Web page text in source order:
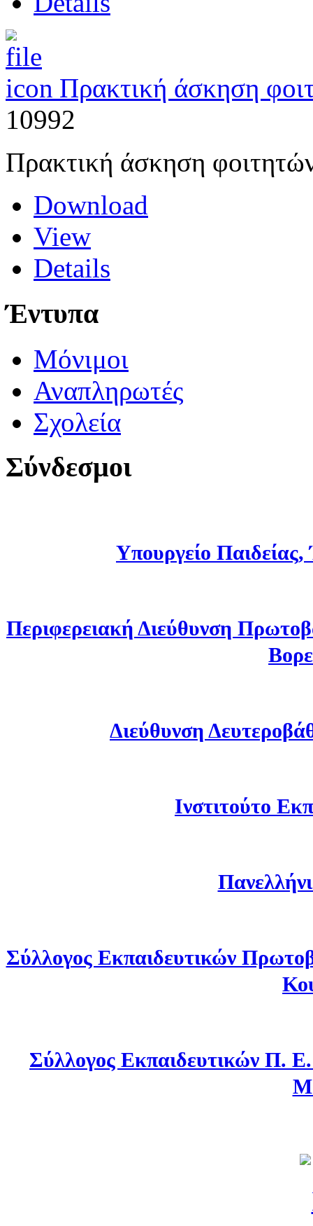
Πρακτική άσκηση
10992
Πρακτική άσκηση
Download
View
Details
Έντυπα
Μόνιμοι
Αναπληρωτές
Σχολεία
Σύνδεσμοι
Υπουργείο
Περιφερειακή Διεύθυνση
Διεύθυνση
Ινστιτούτο
Σύλλογος Εκπαιδευτικών
Σύλλογος Εκπαιδευτικών Π.